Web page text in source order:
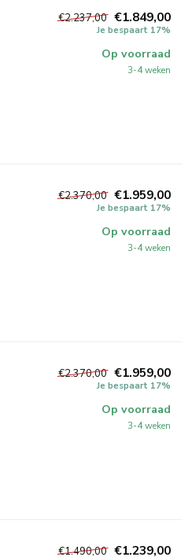
€2.237,00 €1.849,00
Je bespaart 17%
Op voorraad
3-4 weken
€2.370,00 €1.959,00
Je bespaart 17%
Op voorraad
3-4 weken
€2.370,00 €1.959,00
Je bespaart 17%
Op voorraad
3-4 weken
€1.490,00 €1.239,00